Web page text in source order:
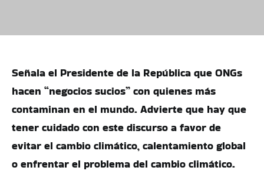
Señala el Presidente de la República que ONGs
hacen “negocios sucios” con quienes más
contaminan en el mundo. Advierte que hay que
tener cuidado con este discurso a favor de
evitar el cambio climático, calentamiento global
o enfrentar el problema del cambio climático.